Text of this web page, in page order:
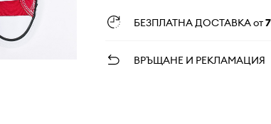
БЕЗПЛАТНА ДОСТАВКА от
ВРЪЩАНЕ И РЕКЛАМАЦИЯ